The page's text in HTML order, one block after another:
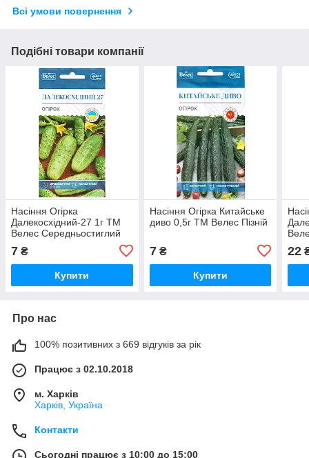
Всі умови повернення
Подібні товари компанії
Насіння Огірка
Далекосхідний-27 1г ТМ
Велес Середньостиглий
7 ₴
Купити
Насіння Огірка Китайське
диво 0,5г ТМ Велес Пізній
7₴
Купити
22
Про нас
100% позитивних з 669 відгуків за рік
Працює з 02.10.2018
м. Харків
Харків, Україна
Контакти
Сьогодні працює з 10:00 до 15:00